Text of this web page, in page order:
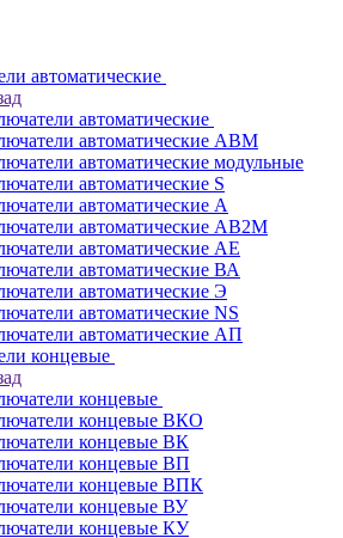
автоматические
автоматические
автоматические АВМ
автоматические модульные
автоматические S
автоматические А
автоматические АВ2М
автоматические АЕ
автоматические ВА
автоматические Э
автоматические NS
автоматические АП
концевые
концевые
концевые ВКО
концевые ВК
концевые ВП
концевые ВПК
концевые ВУ
концевые КУ